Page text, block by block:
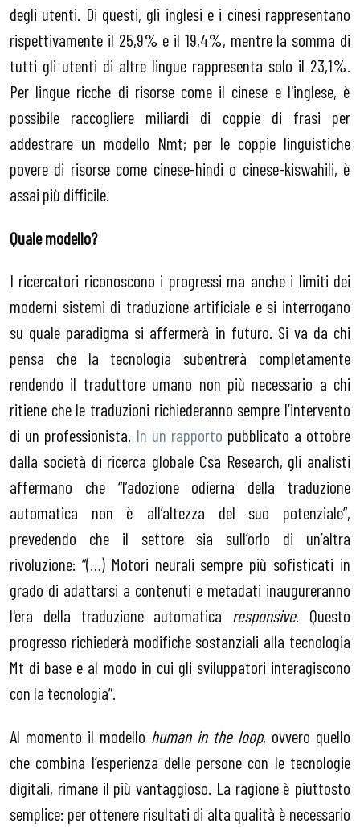
degli utenti. Di questi, gli inglesi e i cinesi rappresentano
rispettivamente il 25,9% e il 19,4%, mentre la somma di
tutti gli utenti di altre lingue rappresenta solo il 23,1%.
Per lingue ricche di risorse come il cinese e l'inglese, è
possibile raccogliere miliardi di coppie di frasi per
addestrare un modello Nmt; per le coppie linguistiche
povere di risorse come cinese-hindi o cinese-kiswahili, è
assai più difficile.
Quale modello?
I ricercatori riconoscono i progressi ma anche i limiti dei
moderni sistemi di traduzione artificiale e si interrogano
su quale paradigma si affermerà in futuro. Si va da chi
pensa che la tecnologia subentrerà completamente
rendendo il traduttore umano non più necessario a chi
ritiene che le traduzioni richiederanno sempre l’intervento
di un professionista. In un rapporto pubblicato a ottobre
dalla società di ricerca globale Csa Research, gli analisti
affermano che “l’adozione odierna della traduzione
automatica non è all’altezza del suo potenziale”,
prevedendo che il settore sia sull’orlo di un’altra
rivoluzione: “(…) Motori neurali sempre più sofisticati in
grado di adattarsi a contenuti e metadati inaugureranno
l'era della traduzione automatica responsive. Questo
progresso richiederà modifiche sostanziali alla tecnologia
Mt di base e al modo in cui gli sviluppatori interagiscono
con la tecnologia”.
Al momento il modello human in the loop, ovvero quello
che combina l’esperienza delle persone con le tecnologie
digitali, rimane il più vantaggioso. La ragione è piuttosto
semplice: per ottenere risultati di alta qualità è necessario